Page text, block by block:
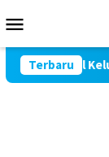
ke
Mobile
Terbaru
Kawal Keluhan